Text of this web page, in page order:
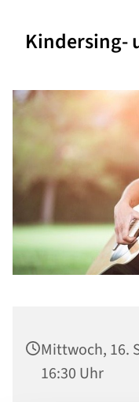
Kindersing-
Mittwoch, 16.
16:30 Uhr